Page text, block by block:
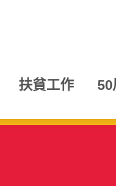
扶貧工作 50